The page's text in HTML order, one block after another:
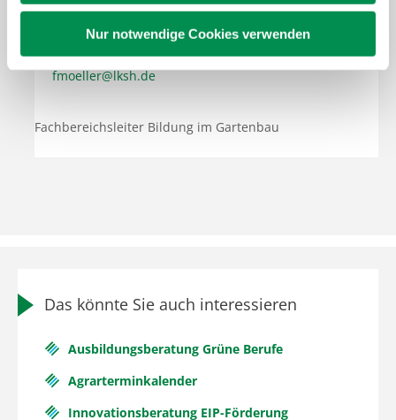
Nur notwendige Cookies verwenden
+49 4120 7068-111
Mobil+49 179 2440315
fmoeller@lksh.de
Fachbereichsleiter Bildung im Gartenbau
Das könnte Sie auch interessieren
Ausbildungsberatung Grüne Berufe
Agrarterminkalender
Innovationsberatung EIP-Förderung